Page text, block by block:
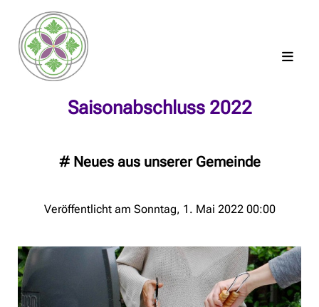
Saisonabschluss 2022
# Neues aus unserer Gemeinde
Veröffentlicht am Sonntag, 1. Mai 2022 00:00